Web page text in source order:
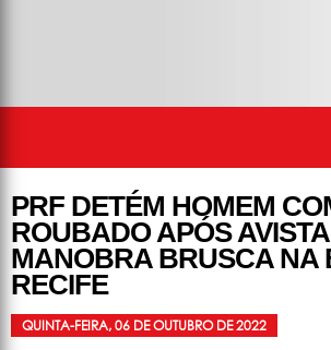
PRF DETÉM HOMEM
ROUBADO APÓS
MANOBRA BRUSCA NA
RECIFE
QUINTA-FEIRA, 06 DE OUTUBRO DE 2022